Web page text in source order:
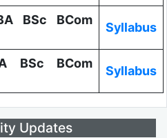
BSc BCom
Syllabus
BSc BCom
Syllabus
Updates